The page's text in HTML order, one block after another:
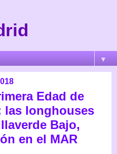
▼
Edad de
las longhouses
Bajo,
en el MAR